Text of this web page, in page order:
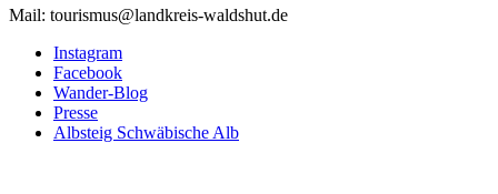
Mail: tourismus@landkreis-waldshut.de
Instagram
Facebook
Wander-Blog
Presse
Albsteig Schwäbische Alb